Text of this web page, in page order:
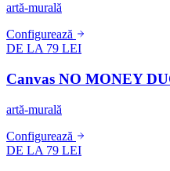
artă-murală
Configurează
DE LA 79 LEI
Canvas NO MONEY
artă-murală
Configurează
DE LA 79 LEI